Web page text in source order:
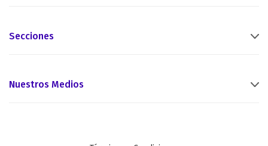
Secciones
Nuestros Medios